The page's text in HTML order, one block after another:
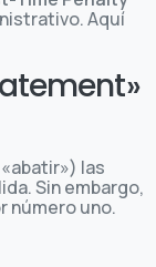
Aquí
las
Sin embargo,
número uno.